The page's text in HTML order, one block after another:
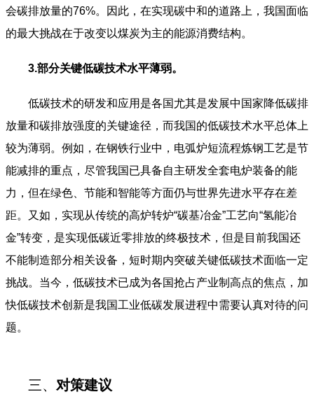
会碳排放量的76%。因此，在实现碳中和的道路上，我国面临
的最大挑战在于改变以煤炭为主的能源消费结构。
3.部分关键低碳技术水平薄弱。
低碳技术的研发和应用是各国尤其是发展中国家降低碳排
放量和碳排放强度的关键途径，而我国的低碳技术水平总体上
较为薄弱。例如，在钢铁行业中，电弧炉短流程炼钢工艺是节
能减排的重点，尽管我国已具备自主研发全套电炉装备的能
力，但在绿色、节能和智能等方面仍与世界先进水平存在差
距。又如，实现从传统的高炉转炉“碳基冶金”工艺向“氢能冶
金”转变，是实现低碳近零排放的终极技术，但是目前我国还
不能制造部分相关设备，短时期内突破关键低碳技术面临一定
挑战。当今，低碳技术已成为各国抢占产业制高点的焦点，加
快低碳技术创新是我国工业低碳发展进程中需要认真对待的问
题。
三、 对策建议